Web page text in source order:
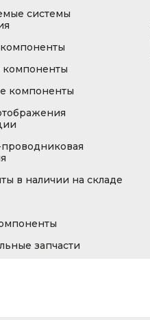
системы
компоненты
в наличии на складе
запчасти